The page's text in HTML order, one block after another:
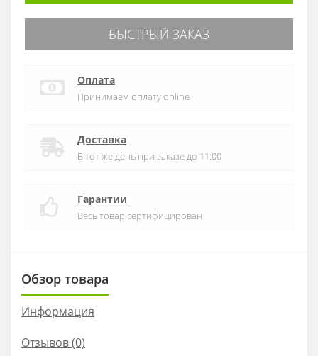
БЫСТРЫЙ ЗАКАЗ
Оплата
Принимаем оплату online
Доставка
В тот же день при заказе до 11:00
Гарантии
Весь товар сертифицирован
Обзор товара
Информация
Отзывов (0)